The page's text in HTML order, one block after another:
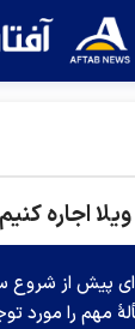
اجاره
پیش از
مهم را مورد